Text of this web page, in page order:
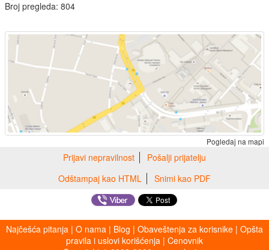
Broj pregleda: 804
Pogledaj na mapi
Prijavi nepravilnost
Pošalji prijatelju
Odštampaj kao HTML
Snimi kao PDF
Najčešća pitanja | O nama | Blog | Obaveštenja za korisnike | Opšta
pravila i uslovi korišćenja | Cenovnik